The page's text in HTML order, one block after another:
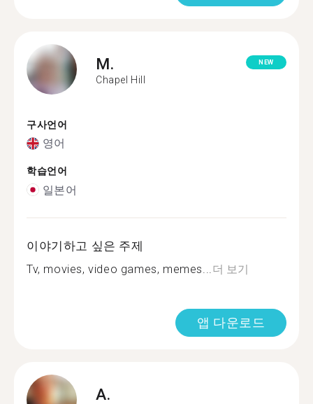
M.
Chapel Hill
NEW
구사언어
영어
학습언어
일본어
이야기하고 싶은 주제
Tv, movies, video games, memes... 더 보기
앱 다운로드
A.